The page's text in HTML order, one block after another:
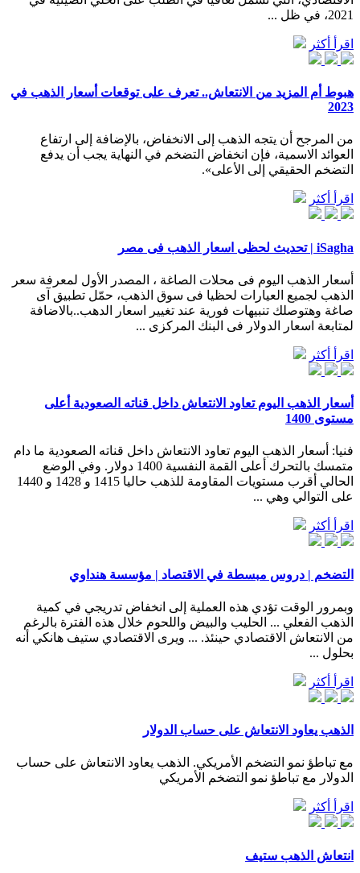
2021، في ظل ...
اقرأ أكثر
هبوط أم المزيد من الانتعاش.. تعرف على توقعات أسعار الذهب في
2023
من المرجح أن يتجه الذهب إلى الانخفاض، بالإضافة إلى ارتفاع
العوائد الاسمية، فإن انخفاض التضخم في النهاية يجب أن يدفع
التضخم الحقيقي إلى الأعلى».
اقرأ أكثر
iSagha | تحديث لحظى اسعار الذهب فى مصر
أسعار الذهب اليوم فى محلات الصاغة ، المصدر الأول لمعرفة سعر
الذهب لجميع العيارات لحظيا فى سوق الذهب، حمّل تطبيق آى
صاغة وهتوصلك تنبيهات فورية عند تغيير اسعار الدهب..بالاضافة
لمتابعة اسعار الدولار فى البنك المركزى ...
اقرأ أكثر
أسعار الذهب اليوم تعاود الانتعاش داخل قناته الصعودية أعلى
مستوى 1400
فنيا: أسعار الذهب اليوم تعاود الانتعاش داخل قناته الصعودية ما دام
متمسك بالتحرك أعلى القمة النفسية 1400 دولار. وفي الوضع
الحالي أقرب مستويات المقاومة للذهب حاليا 1415 و 1428 و 1440
على التوالي وهي ...
اقرأ أكثر
التضخم | دروس مبسطة في الاقتصاد | مؤسسة هنداوي
وبمرور الوقت تؤدي هذه العملية إلى انخفاض تدريجي في كمية
الذهب الفعلي ... الحليب والبيض واللحوم خلال هذه الفترة بالرغم
من الانتعاش الاقتصادي حينئذ. ... ويرى الاقتصادي ستيف هانكي أنه
بحلول ...
اقرأ أكثر
الذهب يعاود الانتعاش على حساب الدولار
مع تباطؤ نمو التضخم الأمريكي. الذهب يعاود الانتعاش على حساب
الدولار مع تباطؤ نمو التضخم الأمريكي
اقرأ أكثر
انتعاش الذهب ستيف